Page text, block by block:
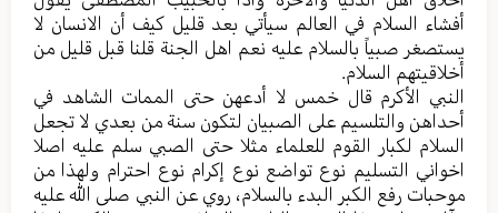
أفشاء السلام في العالم سيأتي بعد قليل كيف أن الانسان لا
يستصغر صبياً بالسلام عليه نعم اهل الجنة قلنا قبل قليل من
أخلاقيتهم السلام.
النبي الأكرم قال خمس لا أدعهن حتى الممات الشاهد في
أحداهن والتلسيم على الصبيان لتكون سنة من بعدي لا تجعل
السلام لكبار القوم للعلماء مثلا حتى الصبي سلم عليه اصلا
اخواني التسليم نوع تواضع نوع إكرام نوع احترام ولهذا من
موحبات رفع الكبر البدء بالسلام، روي عن النبي صلى الله عليه